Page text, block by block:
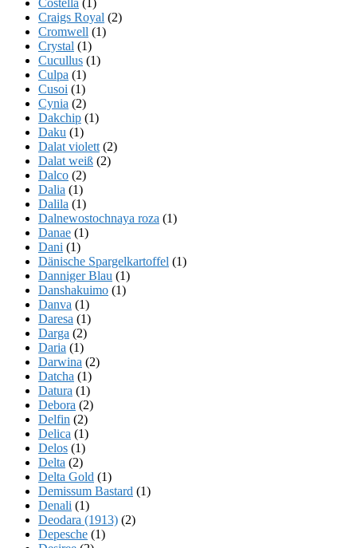
Craigs Royal (2)
Cromwell (1)
Crystal (1)
Cucullus (1)
Culpa (1)
Cusoi (1)
Cynia (2)
Dakchip (1)
Daku (1)
Dalat violett (2)
Dalat weiß (2)
Dalco (2)
Dalia (1)
Dalila (1)
Dalnewostochnaya roza (1)
Danae (1)
Dani (1)
Dänische Spargelkartoffel (1)
Danniger Blau (1)
Danshakuimo (1)
Danva (1)
Daresa (1)
Darga (2)
Daria (1)
Darwina (2)
Datcha (1)
Datura (1)
Debora (2)
Delfin (2)
Delica (1)
Delos (1)
Delta (2)
Delta Gold (1)
Demissum Bastard (1)
Denali (1)
Deodara (1913) (2)
Depesche (1)